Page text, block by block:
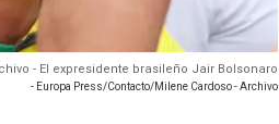
- El expresidente brasileño Jair Bolsonaro
- Europa Press/Contacto/Milene Cardoso - Archivo